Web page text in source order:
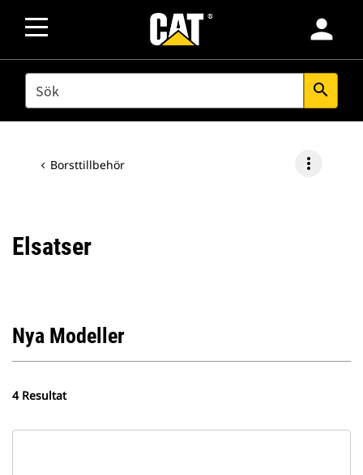
person
SEARCH search
Borsttillbehör more_vert
Elsatser
Nya Modeller
4 Resultat